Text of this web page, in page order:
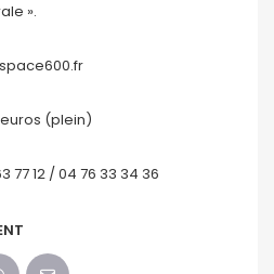
».
(plein)
77 12 / 04 76 33 34 36